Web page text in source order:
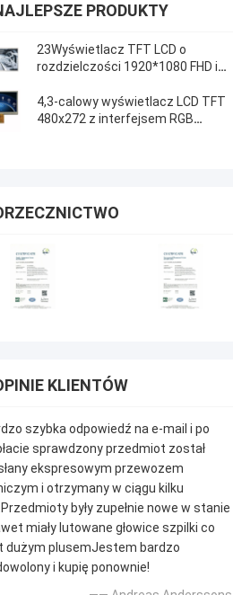
PRODUKTY
23Wyświetlacz TFT LCD o
rozdzielczości 1920*1080 FHD i
kontrola dotykowa
4,3-calowy wyświetlacz LCD TFT
480x272 z interfejsem RGB
KLIENTÓW
szybka odpowiedź na e-mail i po
sprawdzony przedmiot został
ekspresowym przewozem
i otrzymany w ciągu kilku
były zupełnie nowe w stanie
miały lutowane głowice szpilki co
dużym plusemJestem bardzo
i kupię ponownie!